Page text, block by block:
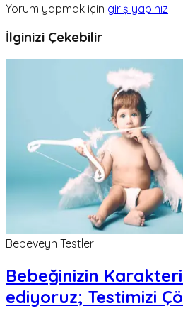
Yorum yapmak için giriş yapınız
İlginizi Çekebilir
Bebeveyn Testleri
Bebeğinizin
ediyoruz; Testimizi